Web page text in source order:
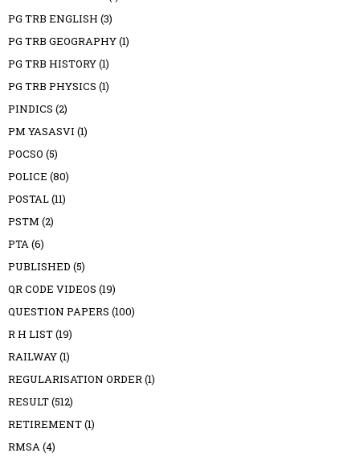
PG TRB ENGLISH (3)
PG TRB GEOGRAPHY(1)
PG TRB HISTORY(1)
PG TRB PHYSICS (1)
PINDICS (2)
PM YASASVI (1)
POCSO (5)
POLICE (80)
POSTAL(11)
PSTM (2)
PTA(6)
PUBLISHED (5)
QR CODE VIDEOS (19)
QUESTION PAPERS (100)
R H LIST(19)
RAILWAY(1)
REGULARISATION ORDER(1)
RESULT(512)
RETIREMENT(1)
RMSA(4)